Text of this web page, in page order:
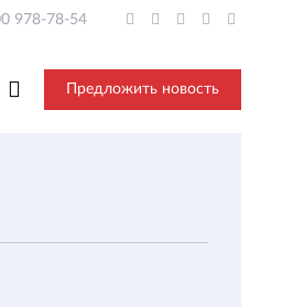
978-78-54
Предложить новость